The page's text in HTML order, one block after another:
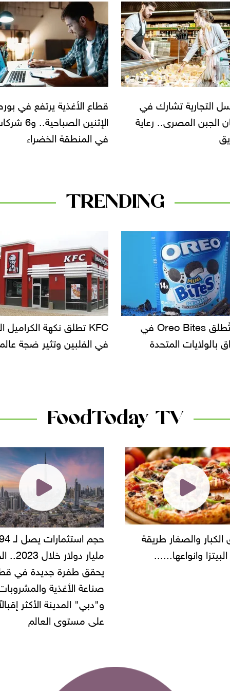
يرتفع في بورصة
الإثنين الصباحية.. و6 شركات
الخضراء
يحمي
المستورد.. أهم أدوات
السلاسل التجارية لبيع الموز
TRENDING
KFC تطلق نكهة الكراميل المملح
وتثير ضجة عالمية
دعوات للتحقيق في أسباب
سحب بعض ألبان
FoodToday TV
حجم استثمارات يصل لـ 94
"أمن القاهرة" يضبط
شركة مطاعم استولى على
أموال المواطنين بزعم